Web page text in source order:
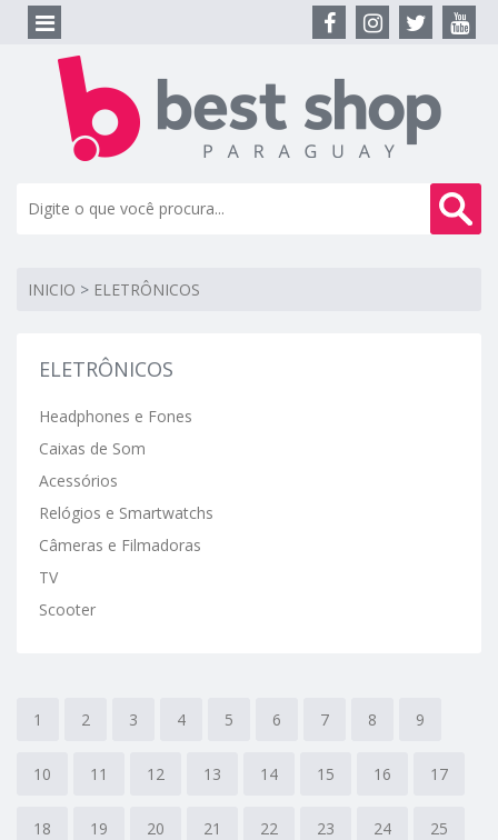
INICIO > ELETRÔNICOS
ELETRÔNICOS
Headphones e Fones
Caixas de Som
Acessórios
Relógios e Smartwatchs
Câmeras e Filmadoras
TV
Scooter
1 2 3 4 5 6 7 8 9
10 11 12 13 14 15 16 17
18 19 20 21 22 23 24 25